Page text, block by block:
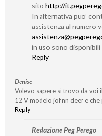
sito http://
In alternativa puo’
assistenza al numero
in uso sono disponibili
Reply
Denise
Volevo sapere si trovo da voi
12 V modelo johnn deer e che
Reply
Redazione Peg Perego